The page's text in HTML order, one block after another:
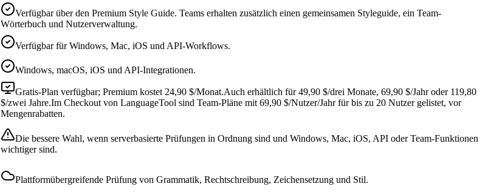
Verfügbar über den Premium Style Guide. Teams erhalten zusätzlich einen gemeinsamen Styleguide, ein Team-
Wörterbuch und Nutzerverwaltung.
Verfügbar für Windows, Mac, iOS und API-Workflows.
Windows, macOS, iOS und API-Integrationen.
Gratis-Plan verfügbar; Premium kostet 24,90 $/Monat.Auch erhältlich für 49,90 $/drei Monate, 69,90 $/Jahr oder 119,80
$/zwei Jahre.Im Checkout von LanguageTool sind Team-Pläne mit 69,90 $/Nutzer/Jahr für bis zu 20 Nutzer gelistet, vor
Mengenrabatten.
Die bessere Wahl, wenn serverbasierte Prüfungen in Ordnung sind und Windows, Mac, iOS, API oder Team-Funktionen
wichtiger sind.
Plattformübergreifende Prüfung von Grammatik, Rechtschreibung, Zeichensetzung und Stil.